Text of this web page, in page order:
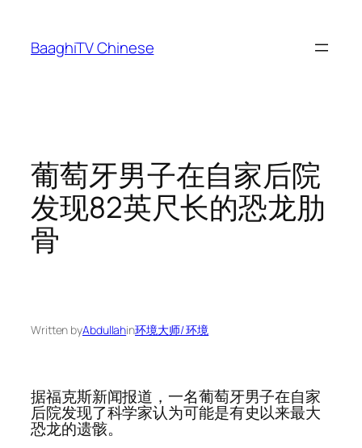
content
BaaghiTV Chinese
葡萄牙男子在自家后院
发现82英尺长的恐龙肋
骨
Written byAbdullahin环境大师/ 环境
据福克斯新闻报道，一名葡萄牙男子在自家
后院发现了科学家认为可能是有史以来最大
恐龙的遗骸。